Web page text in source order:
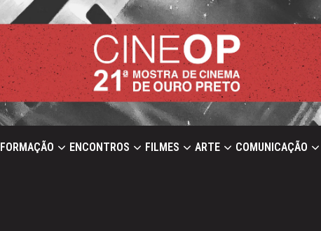
FORMAÇÃO ENCONTROS FILMES ARTE COMUNICAÇÃO